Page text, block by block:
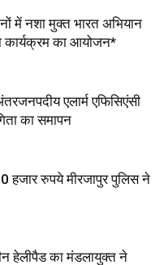
में नशा मुक्त भारत अभियान
का आयोजन*
एलार्म एफिसिएंसी
का समापन
हजार रुपये मीरजापुर पुलिस ने
हेलीपैड का मंडलायुक्त ने